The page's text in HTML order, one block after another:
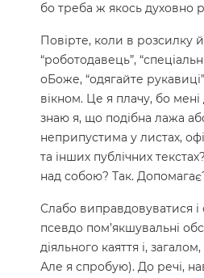
бо треба ж якось духовно
Повірте, коли в розсилку
“роботодавець”,
оБоже, “одягайте
вікном. Це я плачу, бо
знаю я, що подібна лажа
неприпустима у листах,
та інших публічних
над собою? Так.
Слабо виправдовуватися і
псевдо пом’якшувальні
діяльного каяття і,
Але я спробую). До речі,